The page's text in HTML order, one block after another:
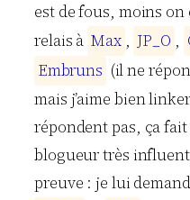
est de fous, moins on
relais à Max , JP_O ,
Embruns (il ne
mais j’aime bien
répondent pas, ça
blogueur très
preuve : je lui